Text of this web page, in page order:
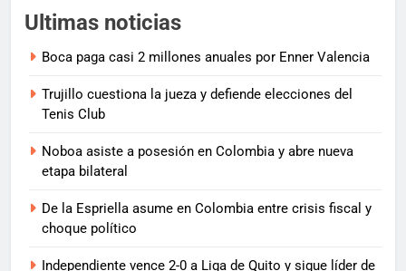
Ultimas noticias
Boca paga casi 2 millones anuales por Enner Valencia
Trujillo cuestiona la jueza y defiende elecciones del
Tenis Club
Noboa asiste a posesión en Colombia y abre nueva
etapa bilateral
De la Espriella asume en Colombia entre crisis fiscal y
choque político
Independiente vence 2-0 a Liga de Quito y sigue líder de